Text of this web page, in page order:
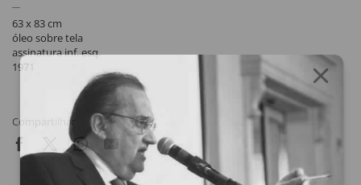
63 x 83 cm
óleo sobre tela
assinatura inf. esq.
1971
Compartilhar